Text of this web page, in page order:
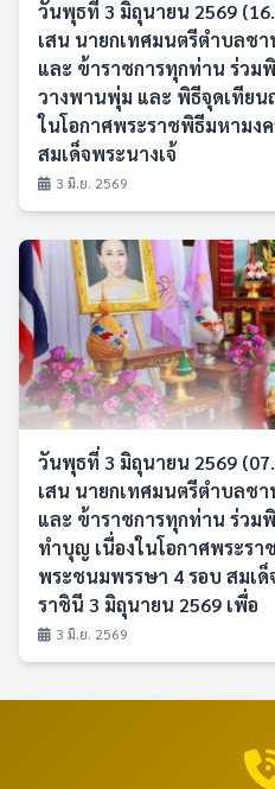
วันพุธที่ 3 มิถุนายน 2569
เสน นายกเทศมนตรีตำบลช
และ ข้าราชการทุกท่าน ร่วม
วางพานพุ่ม และ พิธีจุดเทียน
ในโอกาศพระราชพิธีมหามง
สมเด็จพระนางเจ้
3 มิ.ย. 2569
วันพุธที่ 3 มิถุนายน 2569
เสน นายกเทศมนตรีตำบลช
และ ข้าราชการทุกท่าน ร่วม
ทำบุญ เนื่องในโอกาศพระร
พระชนมพรรษา 4 รอบ สมเด็
ราชินี 3 มิถุนายน 2569 เพื่อ
3 มิ.ย. 2569